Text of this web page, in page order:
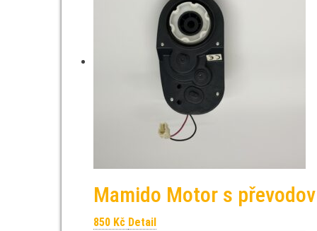
Mamido Motor s
850 Kč Detail